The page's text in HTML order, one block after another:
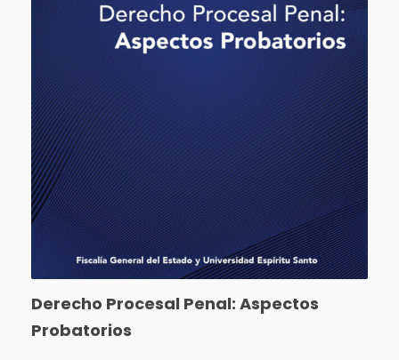
Derecho Procesal Penal: Aspectos
Probatorios